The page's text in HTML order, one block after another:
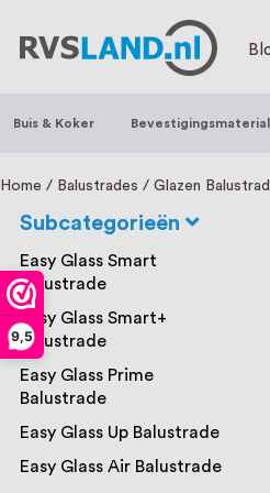
9,5
RVS Land is een
trapleuningen,
een eigen
staat persoonlijke
Buis & Koker
Home Balustrades Glazen
Subcategorieën
Easy Glass Smart
Balustrade
Easy Glass Smart+
Balustrade
Easy Glass Prime
Balustrade
Easy Glass Up Balustrade
Easy Glass Air Balustrade